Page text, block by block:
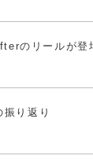
のリールが登
り返り